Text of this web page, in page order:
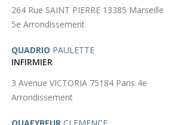
264 Rue SAINT PIERRE 13385 Marseille
5e Arrondissement
QUADRIO PAULETTE
INFIRMIER
3 Avenue VICTORIA 75184 Paris 4e
Arrondissement